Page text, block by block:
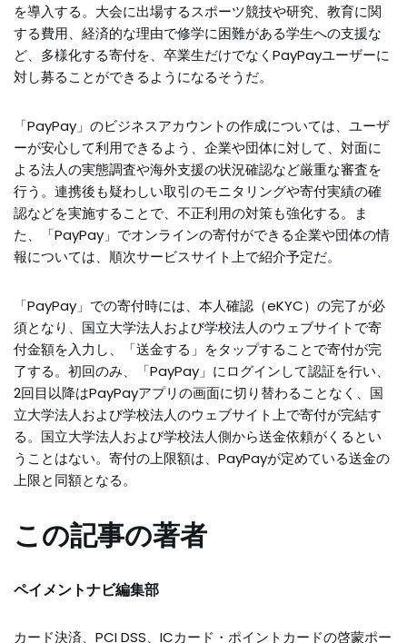
を導入する。大会に出場するスポーツ競技や研究、教育に関
する費用、経済的な理由で修学に困難がある学生への支援な
ど、多様化する寄付を、卒業生だけでなくPayPayユーザーに
対し募ることができるようになるそうだ。
「PayPay」のビジネスアカウントの作成については、ユーザ
ーが安心して利用できるよう、企業や団体に対して、対面に
よる法人の実態調査や海外支援の状況確認など厳重な審査を
行う。連携後も疑わしい取引のモニタリングや寄付実績の確
認などを実施することで、不正利用の対策も強化する。ま
た、「PayPay」でオンラインの寄付ができる企業や団体の情
報については、順次サービスサイト上で紹介予定だ。
「PayPay」での寄付時には、本人確認（eKYC）の完了が必
須となり、国立大学法人および学校法人のウェブサイトで寄
付金額を入力し、「送金する」をタップすることで寄付が完
了する。初回のみ、「PayPay」にログインして認証を行い、
2回目以降はPayPayアプリの画面に切り替わることなく、国
立大学法人および学校法人のウェブサイト上で寄付が完結す
る。国立大学法人および学校法人側から送金依頼がくるとい
うことはない。寄付の上限額は、PayPayが定めている送金の
上限と同額となる。
この記事の著者
ペイメントナビ編集部
カード決済、PCI DSS、ICカード・ポイントカードの啓蒙ポー